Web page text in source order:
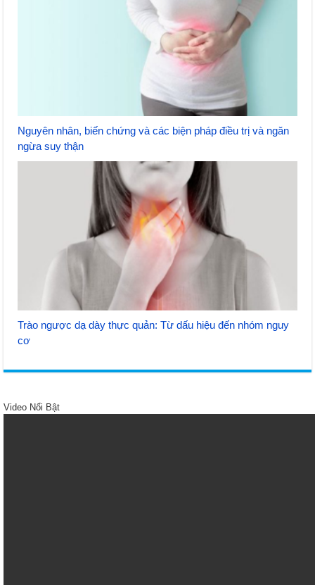
Nguyên nhân, biến chứng và các biện pháp điều trị và ngăn
ngừa suy thận
Trào ngược dạ dày thực quản: Từ dấu hiệu đến nhóm nguy
cơ
Video Nổi Bật